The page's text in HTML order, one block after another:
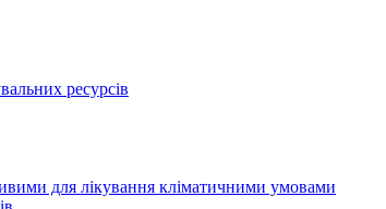
ресурсів
для лікування кліматичними умовами